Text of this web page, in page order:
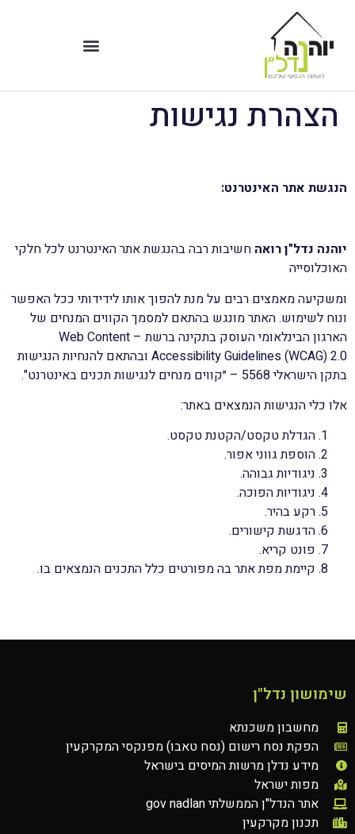
הצהרת נגישות
הנגשת אתר האינטרנט:
יוהנה נדל"ן רואה חשיבות רבה בהנגשת אתר האינטרנט לכל חלקי
האוכלוסייה
ומשקיעה מאמצים רבים על מנת להפוך אותו לידידותי ככל האפשר
ונוח לשימוש. האתר מונגש בהתאם למסמך הקווים המנחים של
הארגון הבינלאומי העוסק בתקינה ברשת – Web Content
Accessibility Guidelines (WCAG) 2.0 ובהתאם להנחיות הנגישות
בתקן הישראלי 5568 – ״קווים מנחים לנגישות תכנים באינטרנט".
אלו כלי הנגישות הנמצאים באתר:
הגדלת טקסט/הקטנת טקסט.
הוספת גווני אפור.
ניגודיות גבוהה.
ניגודיות הפוכה.
רקע בהיר.
הדגשת קישורים.
פונט קריא.
קיימת מפת אתר בה מפורטים כלל התכנים הנמצאים בו.
שימושון נדל"ן
מחשבון משכנתא
הפקת נסח רישום (נסח טאבו) מפנקסי המקרקעין
מידע נדלן מרשות המיסים בישראל
מפות ישראל
אתר הנדל"ן הממשלתי gov nadlan
תכנון מקרקעין